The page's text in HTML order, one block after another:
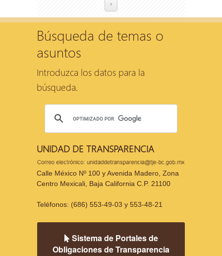
›
Búsqueda de temas o
asuntos
Introduzca los datos para la
búsqueda.
UNIDAD DE TRANSPARENCIA
Calle México Nº 100 y Avenida Madero, Zona
Centro Mexicali, Baja California C.P. 21100
Teléfonos: (686) 553-49-03 y 553-48-21
Sistema de Portales de
Obligaciones de Transparencia